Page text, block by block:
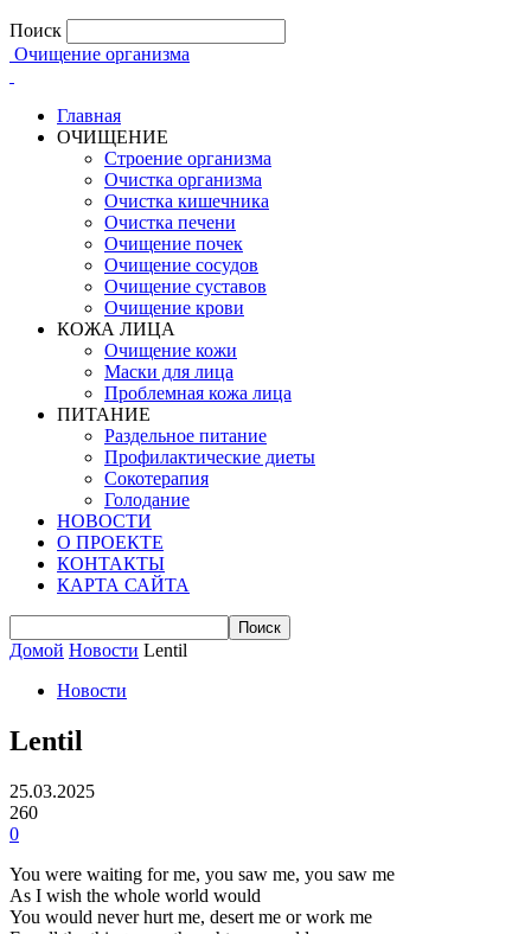
Поиск
Очищение организма
Главная
ОЧИЩЕНИЕ
Строение организма
Очистка организма
Очистка кишечника
Очистка печени
Очищение почек
Очищение сосудов
Очищение суставов
Очищение крови
КОЖА ЛИЦА
Очищение кожи
Маски для лица
Проблемная кожа лица
ПИТАНИЕ
Раздельное питание
Профилактические диеты
Сокотерапия
Голодание
НОВОСТИ
О ПРОЕКТЕ
КОНТАКТЫ
КАРТА САЙТА
Домой Новости Lentil
Новости
Lentil
25.03.2025
260
0
You were waiting for me, you saw me, you saw me
As I wish the whole world would
You would never hurt me, desert me or work me